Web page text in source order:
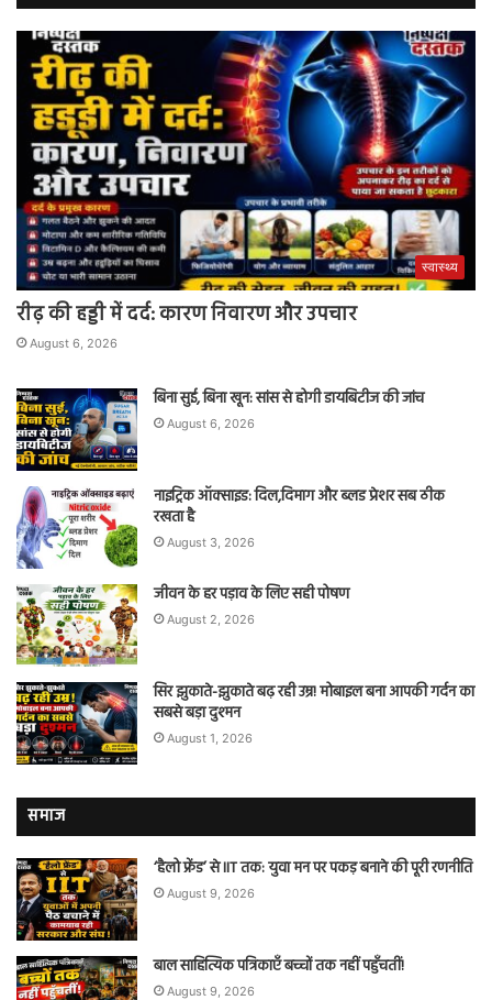
स्वास्थ्य
रीढ़ की हड्डी में दर्द: कारण निवारण और उपचार
August 6, 2026
बिना सुई, बिना खून: सांस से होगी डायबिटीज की जांच
August 6, 2026
नाइट्रिक ऑक्साइड: दिल,दिमाग और ब्लड प्रेशर सब ठीक
रखता है
August 3, 2026
जीवन के हर पड़ाव के लिए सही पोषण
August 2, 2026
सिर झुकाते-झुकाते बढ़ रही उम्र! मोबाइल बना आपकी गर्दन का
सबसे बड़ा दुश्मन
August 1, 2026
समाज
‘हैलो फ्रेंड’ से IIT तक: युवा मन पर पकड़ बनाने की पूरी रणनीति
August 9, 2026
बाल साहित्यिक पत्रिकाएँ बच्चों तक नहीं पहुँचतीं!
August 9, 2026